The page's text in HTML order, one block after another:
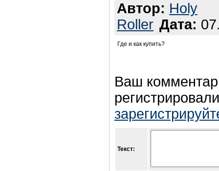
Автор: Holy
Roller Дата:
Где и как купить?
Ваш
Текст: